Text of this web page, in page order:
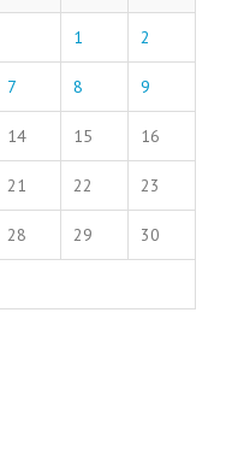
1 2
7 8 9
14 15 16
21 22 23
28 29 30